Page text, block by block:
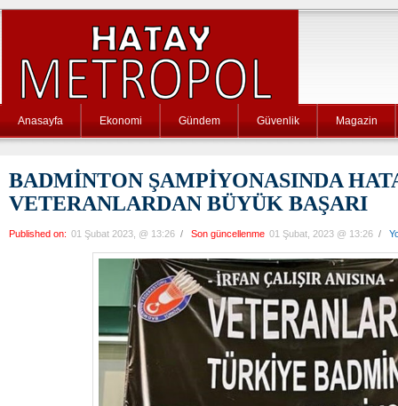
Anasayfa Ekonomi Gündem Güvenlik Magazin
BADMİNTON ŞAMPİYONASINDA
VETERANLARDAN BÜYÜK BAŞARI
Published on: 01 Şubat 2023, @ 13:26 / Son güncellenme 01 Şubat, 2023 @ 13:26 /